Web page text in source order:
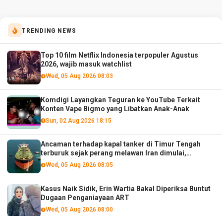
TRENDING NEWS
Top 10 film Netflix Indonesia terpopuler Agustus
2026, wajib masuk watchlist
Wed, 05 Aug 2026 08:03
Komdigi Layangkan Teguran ke YouTube Terkait
Konten Vape Bigmo yang Libatkan Anak-Anak
Sun, 02 Aug 2026 18:15
Ancaman terhadap kapal tanker di Timur Tengah
terburuk sejak perang melawan Iran dimulai,
menurut analis
Wed, 05 Aug 2026 08:05
Kasus Naik Sidik, Erin Wartia Bakal Diperiksa Buntut
Dugaan Penganiayaan ART
Wed, 05 Aug 2026 08:00